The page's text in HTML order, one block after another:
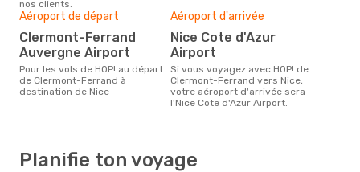
nos clients.
Aéroport de départ
Clermont-Ferrand
Auvergne Airport
Pour les vols de HOP! au départ
de Clermont-Ferrand à
destination de Nice
Aéroport d'arrivée
Nice Cote d'Azur
Airport
Si vous voyagez avec HOP! de
Clermont-Ferrand vers Nice,
votre aéroport d'arrivée sera
l'Nice Cote d'Azur Airport.
Planifie ton voyage